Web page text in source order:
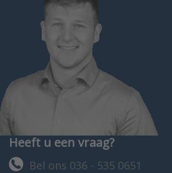
Heeft u een vraag?
Bel ons 036 - 535 0651